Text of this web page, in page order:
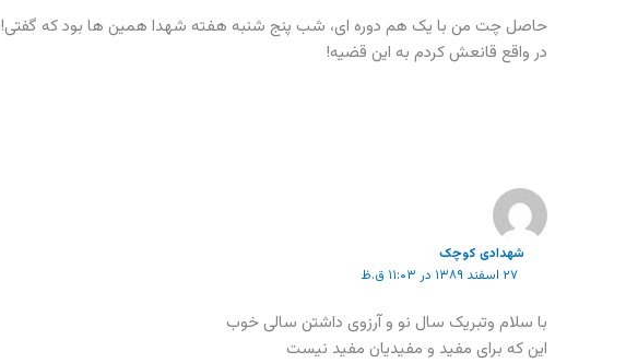
حاصل چت من با یک هم دوره ای، شب پنج شنبه هفته شهدا همین ها بود که گفتی!
در واقع قانعش کردم به این قضیه!
شهدادی کوچک
۲۷ اسفند ۱۳۸۹ در ۱۱:۰۳ ق.ظ
با سلام وتبریک سال نو و آرزوی داشتن سالی خوب
این که برای مفید و مفیدیان مفید نیست